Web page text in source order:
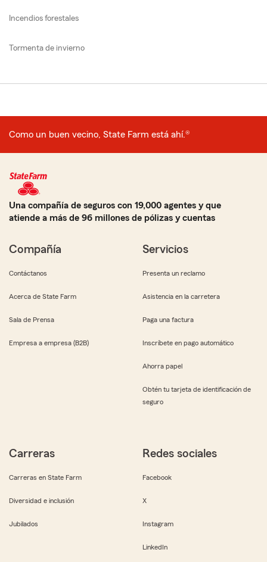
Incendios forestales
Tormenta de invierno
Como un buen vecino, State Farm está ahí.®
Una compañía de seguros con 19,000 agentes y que
atiende a más de 96 millones de pólizas y cuentas
Compañía
Contáctanos
Acerca de State Farm
Sala de Prensa
Empresa a empresa (B2B)
Servicios
Presenta un reclamo
Asistencia en la carretera
Paga una factura
Inscríbete en pago automático
Ahorra papel
Obtén tu tarjeta de identificación de
seguro
Carreras
Carreras en State Farm
Diversidad e inclusión
Jubilados
Redes sociales
Facebook
X
Instagram
LinkedIn